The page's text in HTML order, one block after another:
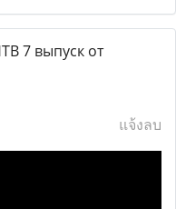
7 выпуск от
แจ้งลบ